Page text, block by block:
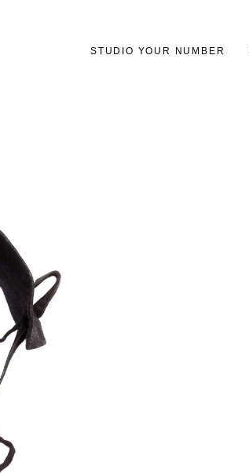
STUDIO YOUR NUMBER